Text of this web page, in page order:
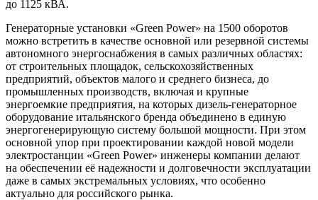
до 1125 кВА.
Генераторные установки «Green Power» на 1500 оборотов
можно встретить в качестве основной или резервной системы
автономного энергоснабжения в самых различных областях:
от строительных площадок, сельскохозяйственных
предприятий, объектов малого и среднего бизнеса, до
промышленных производств, включая и крупные
энергоемкие предприятия, на которых дизель-генераторное
оборудование итальянского бренда объединено в единую
энергогенерирующую систему большой мощности. При этом
основной упор при проектировании каждой новой модели
электростанции «Green Power» инженеры компании делают
на обеспечении её надежности и долговечности эксплуатации
даже в самых экстремальных условиях, что особенно
актуально для российского рынка.